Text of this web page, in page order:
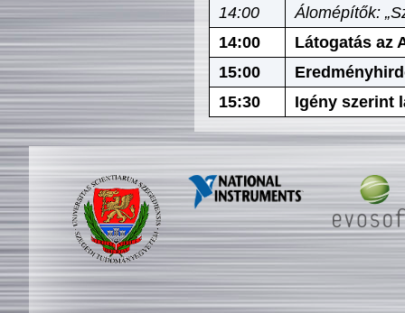
14:00
Álomépítők:
14:00
Látogatás az
15:00
15:30
Igény szerint